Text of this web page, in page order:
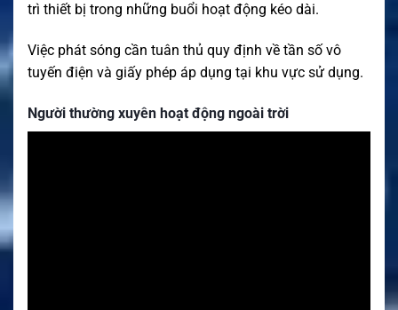
trì thiết bị trong những buổi hoạt động kéo dài.
Việc phát sóng cần tuân thủ quy định về tần số vô
tuyến điện và giấy phép áp dụng tại khu vực sử dụng.
Người thường xuyên hoạt động ngoài trời